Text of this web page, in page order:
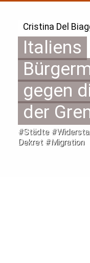
Cristina Del
Italiens
gegen
der
#Städte
Dekret #Migration